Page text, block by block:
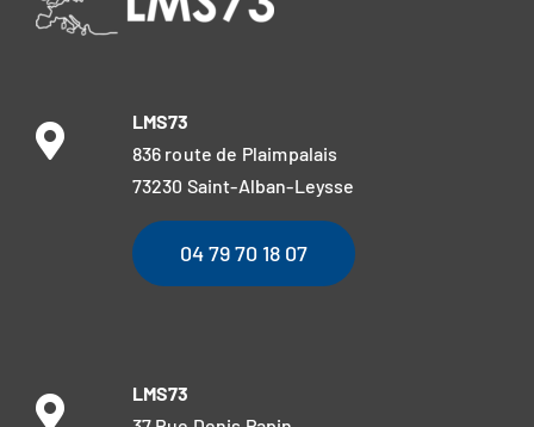
LMS73
836 route de Plaimpalais
73230 Saint-Alban-Leysse
04 79 70 18 07
LMS73